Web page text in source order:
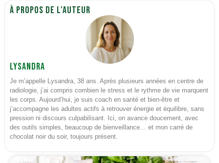
À propos de l'auteur
Lysandra
Je m’appelle Lysandra, 38 ans. Après plusieurs années en centre de
radiologie, j’ai compris combien le stress et le rythme de vie marquent
les corps. Aujourd’hui, je suis coach en santé et bien-être et
j’accompagne les adultes actifs à retrouver énergie et équilibre, sans
pression ni discours culpabilisant. Ici, on avance doucement, avec
des outils simples, beaucoup de bienveillance… et mon carré de
chocolat noir du soir, toujours présent.